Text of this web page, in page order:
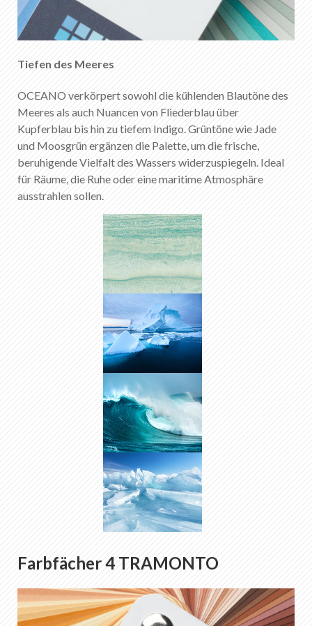
Tiefen des Meeres
OCEANO verkörpert sowohl die kühlenden Blautöne des
Meeres als auch Nuancen von Fliederblau über
Kupferblau bis hin zu tiefem Indigo. Grüntöne wie Jade
und Moosgrün ergänzen die Palette, um die frische,
beruhigende Vielfalt des Wassers widerzuspiegeln. Ideal
für Räume, die Ruhe oder eine maritime Atmosphäre
ausstrahlen sollen.
Farbfächer 4 TRAMONTO